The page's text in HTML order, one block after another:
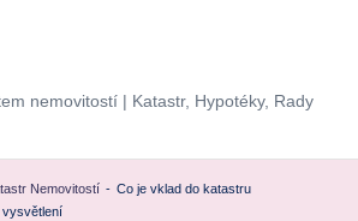
nemovitostí | Katastr, Hypotéky, Rady
Nemovitostí - Co je vklad do katastru